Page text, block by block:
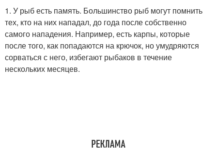
1. У рыб есть память. Большинство рыб могут помнить
тех, кто на них нападал, до года после собственно
самого нападения. Например, есть карпы, которые
после того, как попадаются на крючок, но умудряются
сорваться с него, избегают рыбаков в течение
нескольких месяцев.